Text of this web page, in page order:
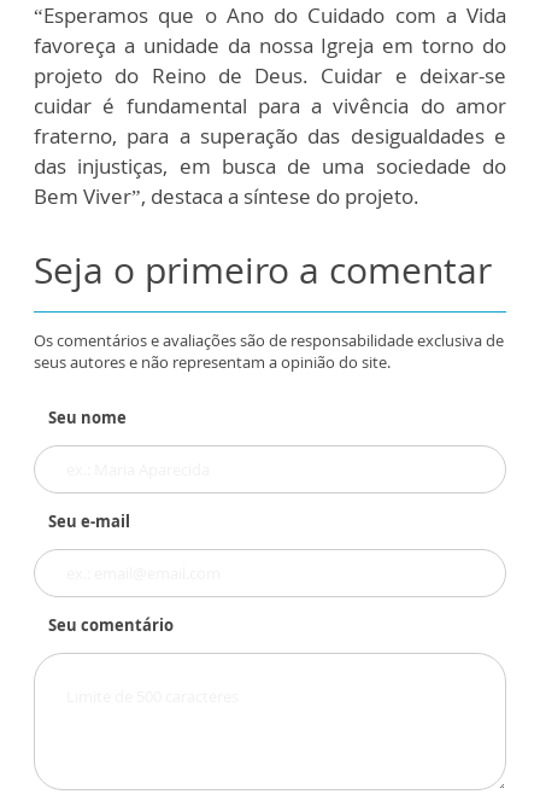
“Esperamos que o Ano do Cuidado com a Vida
favoreça a unidade da nossa Igreja em torno do
projeto do Reino de Deus. Cuidar e deixar-se
cuidar é fundamental para a vivência do amor
fraterno, para a superação das desigualdades e
das injustiças, em busca de uma sociedade do
Bem Viver”, destaca a síntese do projeto.
Seja o primeiro a comentar
Os comentários e avaliações são de responsabilidade exclusiva de
seus autores e não representam a opinião do site.
Seu nome
Seu e-mail
Seu comentário